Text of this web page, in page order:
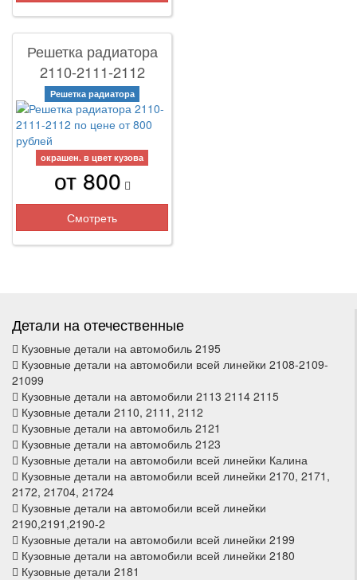
Решетка радиатора
2110-2111-2112
Решетка радиатора
окрашен. в цвет кузова
от 800
Смотреть
Детали на отечественные
Кузовные детали на автомобиль 2195
Кузовные детали на автомобили всей линейки 2108-2109-
21099
Кузовные детали на автомобили 2113 2114 2115
Кузовные детали 2110, 2111, 2112
Кузовные детали на автомобиль 2121
Кузовные детали на автомобиль 2123
Кузовные детали на автомобили всей линейки Калина
Кузовные детали на автомобили всей линейки 2170, 2171,
2172, 21704, 21724
Кузовные детали на автомобили всей линейки
2190,2191,2190-2
Кузовные детали на автомобили всей линейки 2199
Кузовные детали на автомобили всей линейки 2180
Кузовные детали 2181